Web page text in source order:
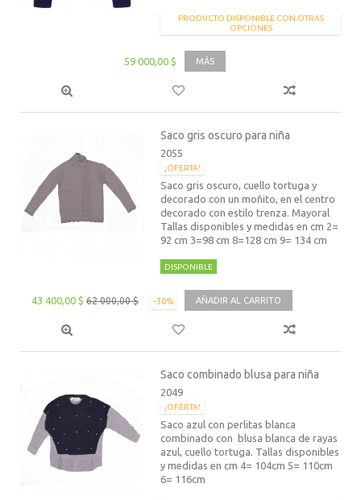
PRODUCTO DISPONIBLE CON OTRAS
OPCIONES
59 000,00 $ MÁS
Saco gris oscuro para niña
2055
¡OFERTA!
Saco gris oscuro, cuello tortuga y
decorado con un moñito, en el centro
decorado con estilo trenza. Mayoral
Tallas disponibles y medidas en cm 2=
92 cm 3=98 cm 8=128 cm 9= 134 cm
DISPONIBLE
43 400,00 $ 62 000,00 $ -30% AÑADIR AL CARRITO
Saco combinado blusa para niña
2049
¡OFERTA!
Saco azul con perlitas blanca
combinado con blusa blanca de rayas
azul, cuello tortuga. Tallas disponibles
y medidas en cm 4= 104cm 5= 110cm
6= 116cm